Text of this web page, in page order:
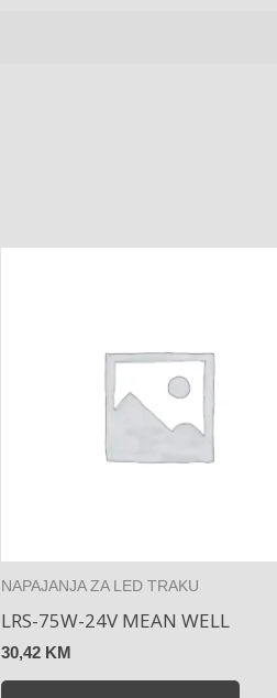
NAPAJANJA ZA LED TRAKU
LRS-75W-24V MEAN WELL
30,42 KM